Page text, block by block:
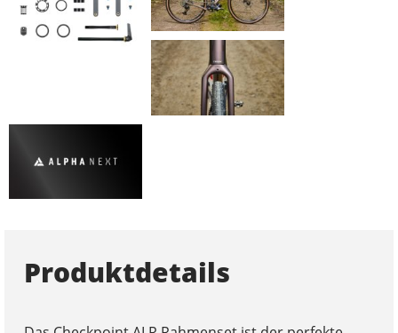
Produktdetails